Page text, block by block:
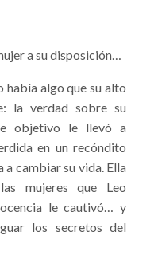
a su disposición…
había algo que su alto
la verdad sobre su
objetivo le llevó a
en un recóndito
cambiar su vida. Ella
mujeres que Leo
le cautivó… y
los secretos del